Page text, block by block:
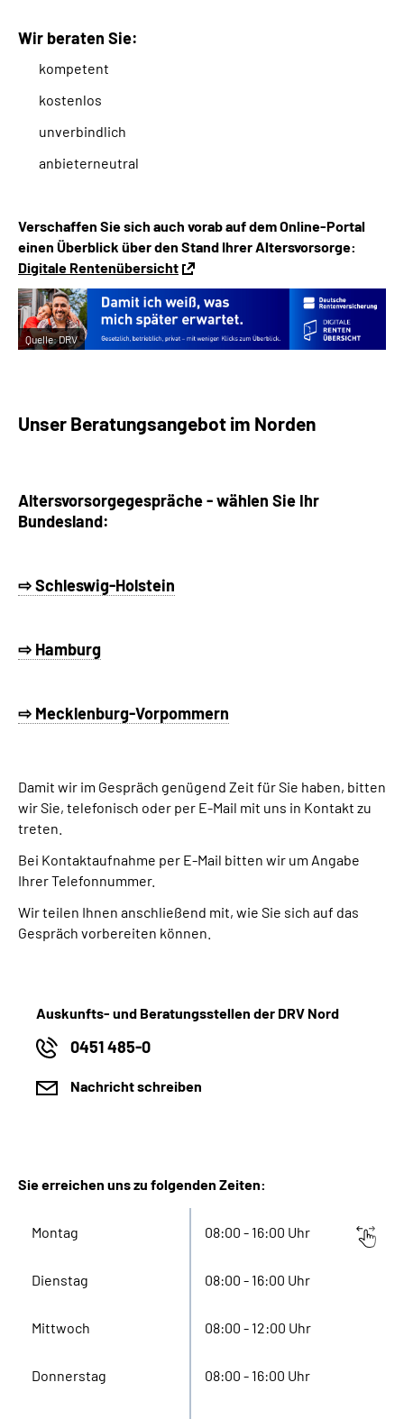
Wir beraten Sie:
kompetent
kostenlos
unverbindlich
anbieterneutral
Verschaffen Sie sich auch vorab auf dem Online-Portal
einen Überblick über den Stand Ihrer Altersvorsorge:
Digitale Rentenübersicht
Quelle:DRV
Unser Beratungsangebot im Norden
Altersvorsorgegespräche - wählen Sie Ihr
Bundesland:
⇨ Schleswig-Holstein
⇨ Hamburg
⇨ Mecklenburg-Vorpommern
Damit wir im Gespräch genügend Zeit für Sie haben, bitten
wir Sie, telefonisch oder per E-Mail mit uns in Kontakt zu
treten.
Bei Kontaktaufnahme per E-Mail bitten wir um Angabe
Ihrer Telefonnummer.
Wir teilen Ihnen anschließend mit, wie Sie sich auf das
Gespräch vorbereiten können.
Auskunfts- und Beratungsstellen der DRV Nord
0451 485-0
Nachricht schreiben
Sie erreichen uns zu folgenden Zeiten:
Montag 08:00 - 16:00 Uhr
Dienstag 08:00 - 16:00 Uhr
Mittwoch 08:00 - 12:00 Uhr
Donnerstag 08:00 - 16:00 Uhr